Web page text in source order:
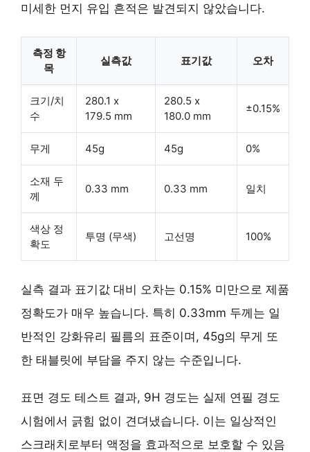
미세한 먼지 유입 흔적은 발견되지 않았습니다.
측정 항
목
실측값 표기값 오차
크기/치
수
280.1 x
179.5 mm
280.5 x
180.0 mm
±0.15%
무게 45g 45g 0%
소재 두
께
0.33 mm 0.33 mm 일치
색상 정
확도
투명 (무색) 고선명 100%
실측 결과 표기값 대비 오차는 0.15% 미만으로 제품
정확도가 매우 높습니다. 특히 0.33mm 두께는 일
반적인 강화유리 필름의 표준이며, 45g의 무게 또
한 태블릿에 부담을 주지 않는 수준입니다.
표면 경도 테스트 결과, 9H 경도는 실제 연필 경도
시험에서 긁힘 없이 견뎌냈습니다. 이는 일상적인
스크래치로부터 액정을 효과적으로 보호할 수 있음